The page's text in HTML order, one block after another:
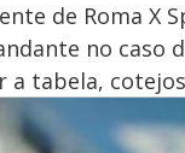
de Roma X
no caso
a tabela,